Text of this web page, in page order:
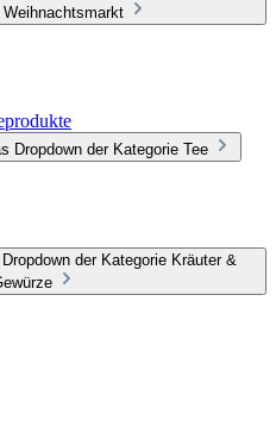
Dropdown der Kategorie Tee
der Kategorie Kräuter &